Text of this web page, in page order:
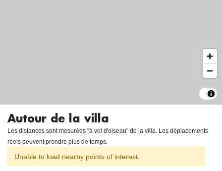
Autour de la villa
Les distances sont mesurées "à vol d'oiseau" de la villa. Les déplacements
réels peuvent prendre plus de temps.
Unable to load nearby points of interest.